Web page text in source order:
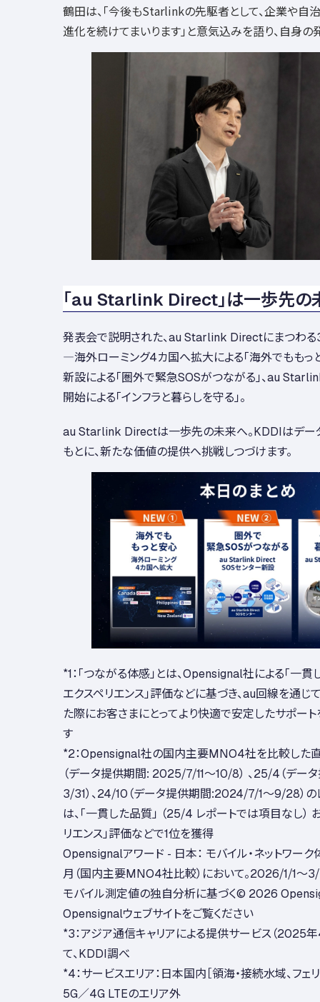
鶴田は、「今後もStarlinkの先駆者として、企業や自
進化を続けてまいります」と意気込みを語り、自身の
「au Starlink Direct」は一歩先の
発表会で説明された、au Starlink Directにまつわ
―海外ローミング4カ国へ拡大による「海外でももっ
新設による「圏外で緊急SOSがつながる」、au
開始による「インフラと暮らしを守る」。
au Starlink Directは一歩先の未来へ。KDDIはデー
もとに、新たな価値の提供へ挑戦しつづけます。
*1：｢つながる体感」とは、Opensignal社による「一貫
エクスペリエンス」評価などに基づき、au回線を通じ
た際にお客さまにとってより快適で安定したサポー
す
*2：Opensignal社の国内主要MNO4社を比較した
（データ提供期間: 2025/7/11～10/8） 、25/4（デ
3/31）、24/10（データ提供期間:2024/7/1～9/28）の
は、「一貫した品質」 （25/4 レポートでは項目なし）
リエンス」評価などで1位を獲得
Opensignalアワード - 日本： モバイル・ネットワー
月（国内主要MNO4社比較）において。2026/1/1～
モバイル測定値の独自分析に基づく© 2026
Opensignalウェブサイトをご覧ください
*3：アジア通信キャリアによる提供サービス（2025
て、KDDI調べ
*4：サービスエリア：日本国内［領海・接続水域、フェ
5G／4G LTEのエリア外